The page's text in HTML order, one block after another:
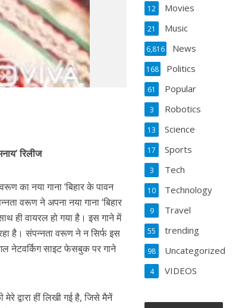
थमे आंसू
रिलीज
का नया गाना ‘बिहार के पावन
वरूण ने अपना नया गाना ‘बिहार
ही वायरल हो गया है। इस गाने में
है। संपन्नता वरूण ने न सिर्फ इस
नेटवर्किग साइट फेसबुक पर गाने
हीं लिखी गई है, जिसे मैनें
Movies
12
Music
21
News
6,816
Politics
168
Popular
61
Robotics
3
Science
13
Sports
17
Tech
3
Technology
10
Travel
9
trending
55
Uncategorized
98
VIDEOS
4